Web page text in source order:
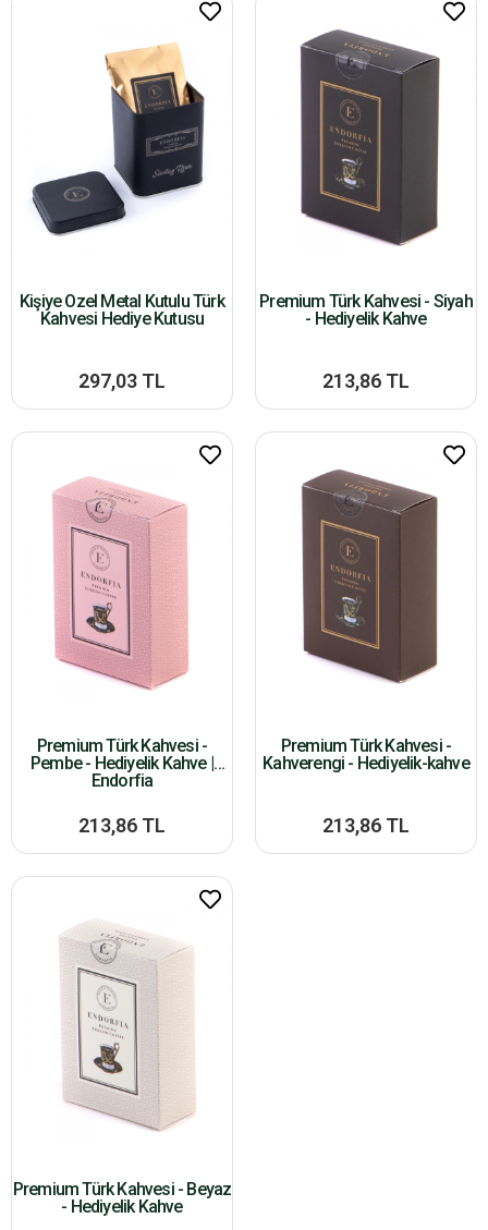
Kişiye Özel Metal Kutulu Türk
Kahvesi Hediye Kutusu
297,03 TL
Premium Türk Kahvesi - Siyah
- Hediyelik Kahve
213,86 TL
Premium Türk Kahvesi -
Pembe - Hediyelik Kahve |
Endorfia
213,86 TL
Premium Türk Kahvesi -
Kahverengi - Hediyelik-kahve
213,86 TL
Premium Türk Kahvesi - Beyaz
- Hediyelik Kahve